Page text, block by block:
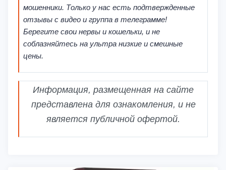
мошенники. Только у нас есть подтвержденные
отзывы с видео и группа в телеграмме!
Берегите свои нервы и кошельки, и не
соблазняйтесь на ультра низкие и смешные
цены.
Информация, размещенная на сайте
представлена для ознакомления, и не
является публичной офертой.